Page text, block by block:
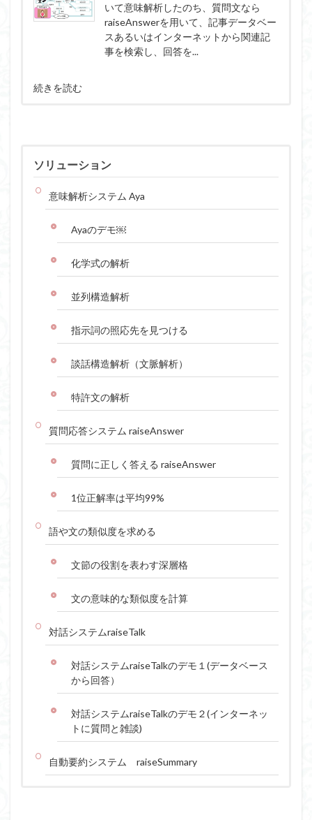
いて意味解析したのち、質問文なら
raiseAnswerを用いて、記事データベー
スあるいはインターネットから関連記
事を検索し、回答を...
続きを読む
ソリューション
意味解析システム Aya
Ayaのデモ￼
化学式の解析
並列構造解析
指示詞の照応先を見つける
談話構造解析（文脈解析）
特許文の解析
質問応答システム raiseAnswer
質問に正しく答える raiseAnswer
1位正解率は平均99%
語や文の類似度を求める
文節の役割を表わす深層格
文の意味的な類似度を計算
対話システムraiseTalk
対話システムraiseTalkのデモ１(データベース
から回答）
対話システムraiseTalkのデモ２(インターネッ
トに質問と雑談)
自動要約システム raiseSummary